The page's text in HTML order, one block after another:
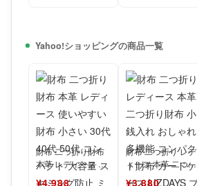
Yahoo!ショッピングの商品一覧
財布 二つ折り財布
本革 レディース 使
いやすい財布 小さ
¥4,988
財布 二つ折り レデ
ィース 本革 二つ折
¥3,880